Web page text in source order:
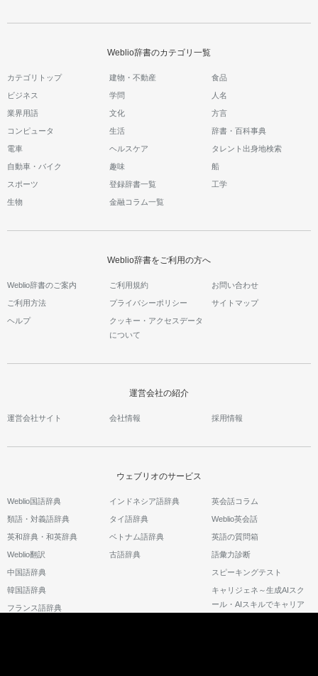
Weblio辞書のカテゴリ一覧
カテゴリトップ 建物・不動産 食品
ビジネス 学問 人名
業界用語 文化 方言
コンピュータ 生活 辞書・百科事典
電車 ヘルスケア タレント出身地検索
自動車・バイク 趣味 船
スポーツ 登録辞書一覧 工学
生物 金融コラム一覧
Weblio辞書をご利用の方へ
Weblio辞書のご案内 ご利用規約 お問い合わせ
ご利用方法 プライバシーポリシー サイトマップ
ヘルプ
クッキー・アクセスデータ
について
運営会社の紹介
運営会社サイト 会社情報 採用情報
ウェブリオのサービス
Weblio国語辞典
類語・対義語辞典
英和辞典・和英辞典
Weblio翻訳
中国語辞典
韓国語辞典
フランス語辞典
インドネシア語辞典
タイ語辞典
ベトナム語辞典
古語辞典
英会話コラム
Weblio英会話
英語の質問箱
語彙力診断
スピーキングテスト
キャリジェネ～生成AIスク
ール・AIスキルでキャリア